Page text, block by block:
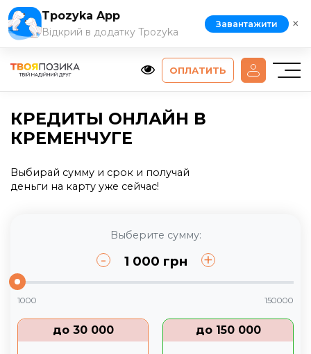
ОПЛАТИТЬ
КРЕДИТЫ ОНЛАЙН В
КРЕМЕНЧУГЕ
Выбирай сумму и срок и получай
деньги на карту уже сейчас!
Выберите сумму:
- 1 000 грн +
1000 150000
до 30 000 до 150 000
Tpozyka App
Відкрий в додатку Tpozyka
Завантажити ×